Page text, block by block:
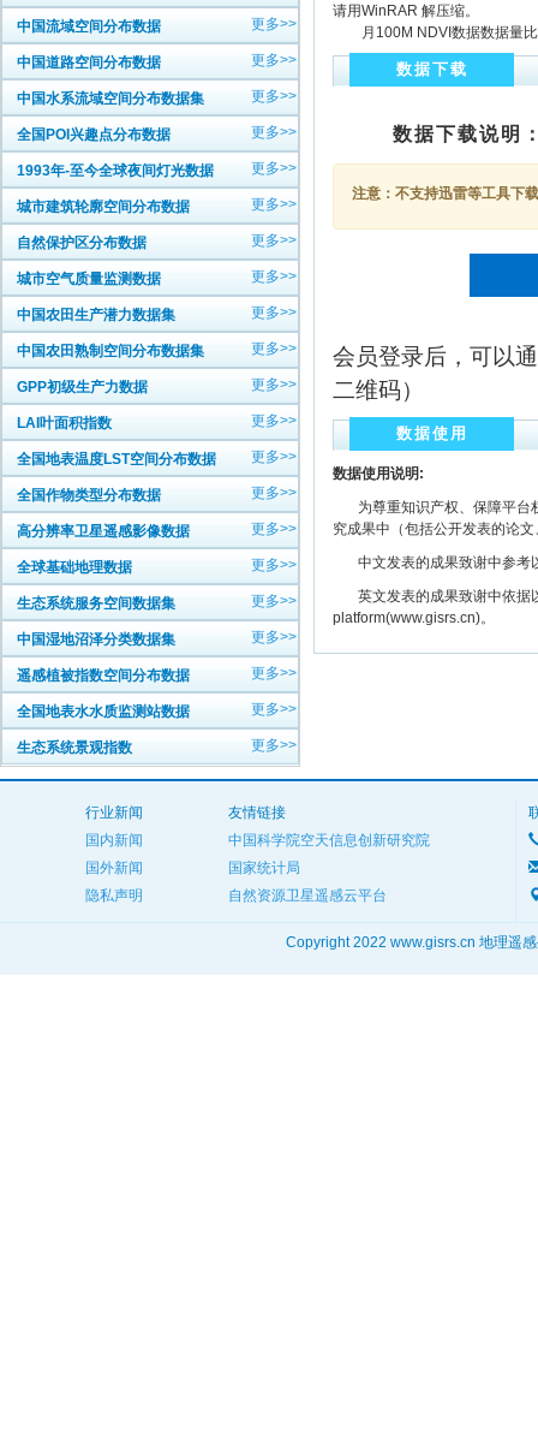
中国流域空间分布数据 更多>>
中国道路空间分布数据 更多>>
中国水系流域空间分布数据集 更多>>
全国POI兴趣点分布数据 更多>>
1993年-至今全球夜间灯光数据 更多>>
城市建筑轮廓空间分布数据 更多>>
自然保护区分布数据 更多>>
城市空气质量监测数据 更多>>
中国农田生产潜力数据集 更多>>
中国农田熟制空间分布数据集 更多>>
GPP初级生产力数据 更多>>
LAI叶面积指数 更多>>
全国地表温度LST空间分布数据 更多>>
全国作物类型分布数据 更多>>
高分辨率卫星遥感影像数据 更多>>
全球基础地理数据 更多>>
生态系统服务空间数据集 更多>>
中国湿地沼泽分类数据集 更多>>
遥感植被指数空间分布数据 更多>>
全国地表水水质监测站数据 更多>>
生态系统景观指数 更多>>
请用WinRAR 解压缩。
月100M NDVI数据数据量比
数据下载
数据下载说明
注意：不支持迅雷等工具下
会员登录后，可以
二维码）
数据使用
数据使用说明:
为尊重知识产权、保障平台
究成果中（包括公开发表的论
中文发表的成果致谢中参考
英文发表的成果致谢中依据
platform(www.gisrs.cn)。
行业新闻
国内新闻
国外新闻
隐私声明
友情链接
中国科学院空天信息创新研究院
国家统计局
自然资源卫星遥感云平台
Copyright 2022 www.gisrs.cn 地理遥